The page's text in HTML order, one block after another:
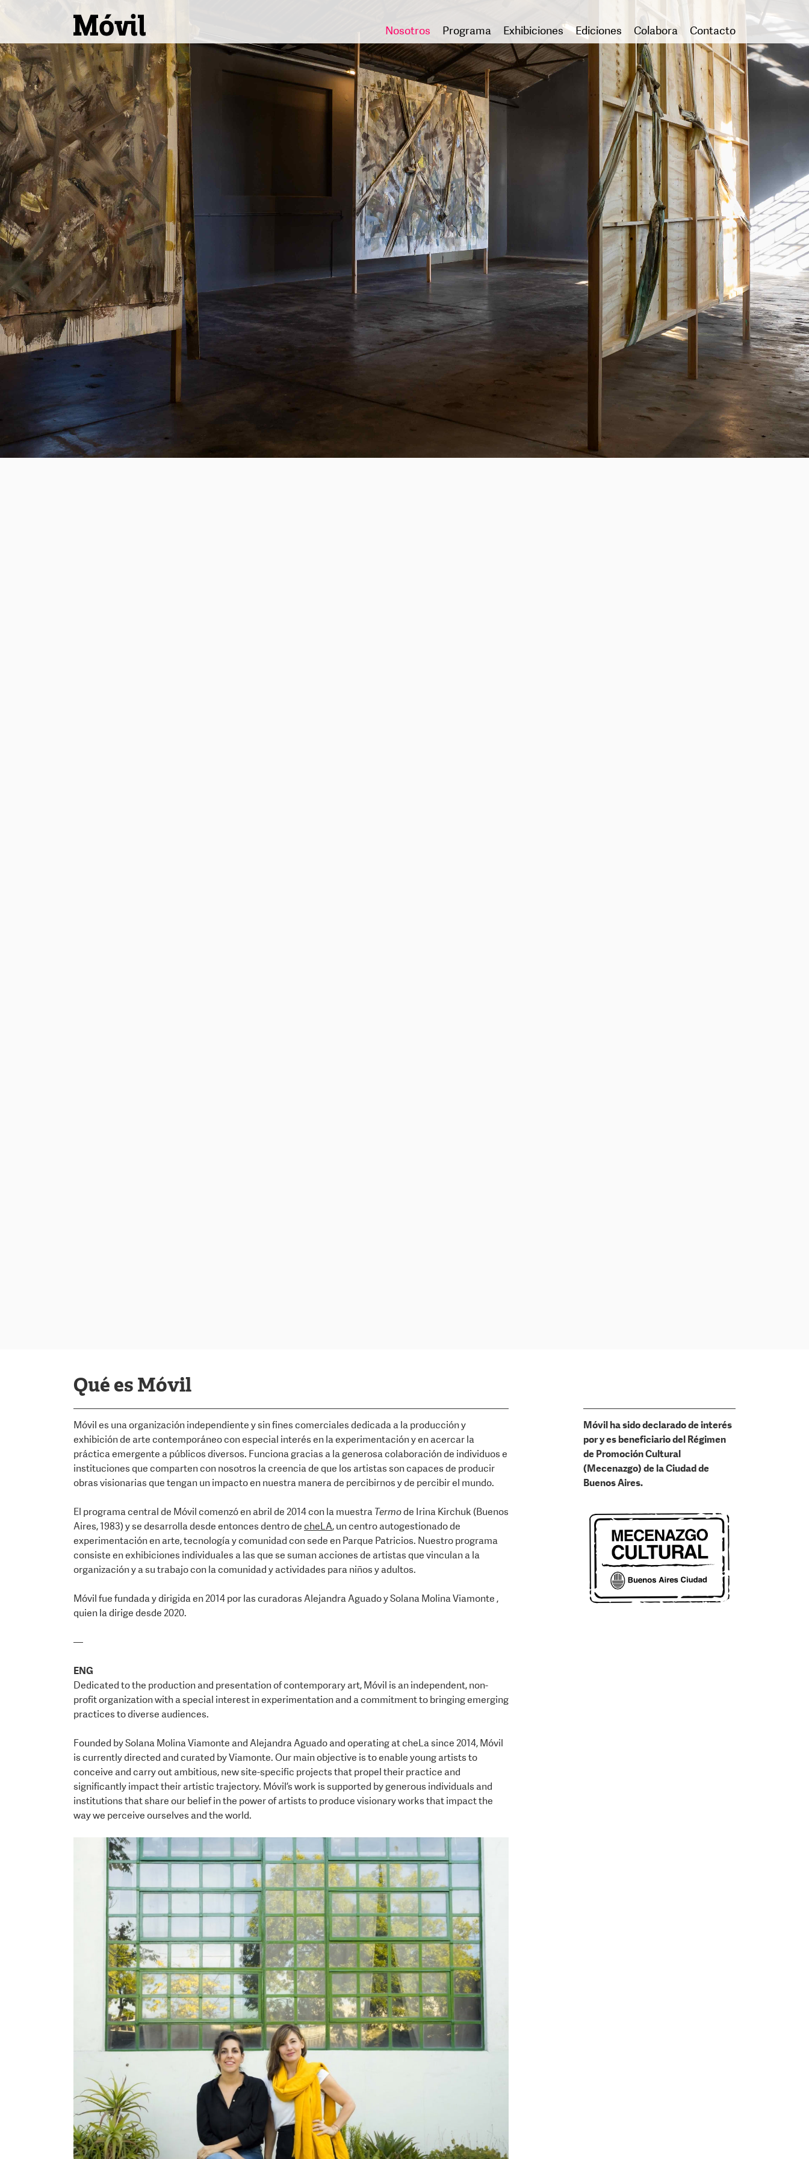
Nosotros Programa Exhibiciones Ediciones Colabora Contacto
Qué es Móvil
Móvil es una organización independiente y sin fines comerciales dedicada a la producción y
exhibición de arte contemporáneo con especial interés en la experimentación y en acercar la
práctica emergente a públicos diversos. Funciona gracias a la generosa colaboración de individuos e
instituciones que comparten con nosotros la creencia de que los artistas son capaces de producir
obras visionarias que tengan un impacto en nuestra manera de percibirnos y de percibir el mundo.
El programa central de Móvil comenzó en abril de 2014 con la muestraTermode Irina Kirchuk (Buenos
Aires, 1983) y se desarrolla desde entonces dentro decheLA, un centro autogestionado de
experimentación en arte, tecnología y comunidad con sede en Parque Patricios. Nuestro programa
consiste en exhibiciones individuales a las que se suman acciones de artistas que vinculan a la
organización y a su trabajo con la comunidad y actividades para niños y adultos.
Móvil fue fundada y dirigida en 2014 por las curadoras Alejandra Aguado y Solana Molina Viamonte ,
quien la dirige desde 2020.
—
ENG
Dedicated to the production and presentation of contemporary art, Móvil is an independent, non-
profit organization with a special interest in experimentation and a commitment to bringing emerging
practices to diverse audiences.
Founded by Solana Molina Viamonte and Alejandra Aguado and operating at cheLa since 2014, Móvil
is currently directed and curated by Viamonte. Our main objective is to enable young artists to
conceive and carry out ambitious, new site-specific projects that propel their practice and
significantly impact their artistic trajectory. Móvil’s work is supported by generous individuals and
institutions that share our belief in the power of artists to produce visionary works that impact the
way we perceive ourselves and the world.
Móvil ha sido declarado de interés
por y es beneficiario del Régimen
de Promoción Cultural
(Mecenazgo) de la Ciudad de
Buenos Aires.